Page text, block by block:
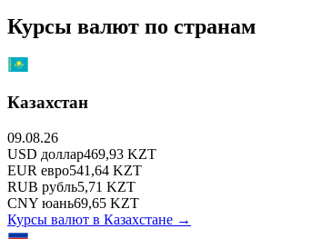
Курсы валют по странам
Казахстан
09.08.26
USD доллар469,93 KZT
EUR евро541,64 KZT
RUB рубль5,71 KZT
CNY юань69,65 KZT
Курсы валют в Казахстане →